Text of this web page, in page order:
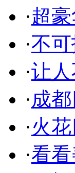
·超
·不
·让
·成
·火
·看